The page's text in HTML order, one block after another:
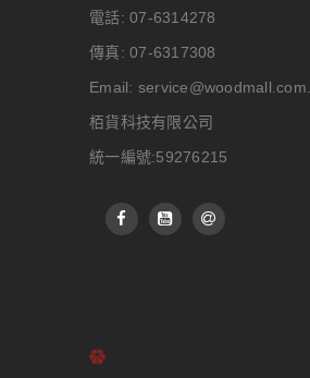
電話: 07-6314278
傳真: 07-6317308
Email:
栢貨科技有限公司
統一編號:59276215